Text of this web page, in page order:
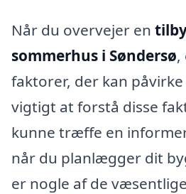
Når du overvejer en
sommerhus i Søndersø,
faktorer, der kan
vigtigt at forstå disse
kunne træffe en
når du planlægger dit
er nogle af de